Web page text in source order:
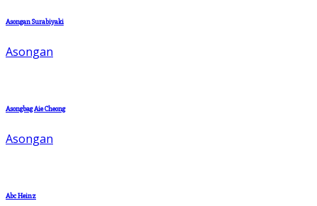
Asongan Surabiyaki
Asongan
Asongbag Aie Cheong
Asongan
Abc Heinz